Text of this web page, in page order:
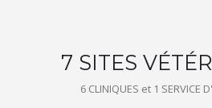
7 SITES
6 CLINIQUES et 1 SERVICE